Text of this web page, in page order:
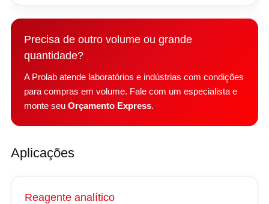
Precisa de outro volume ou grande
quantidade?
A Prolab atende laboratórios e indústrias com condições
para compras em volume. Fale com um especialista e
monte seu Orçamento Express.
Aplicações
Reagente analítico